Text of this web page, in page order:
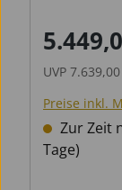
UVP
Preise inkl.
Zur Zeit
Tage)